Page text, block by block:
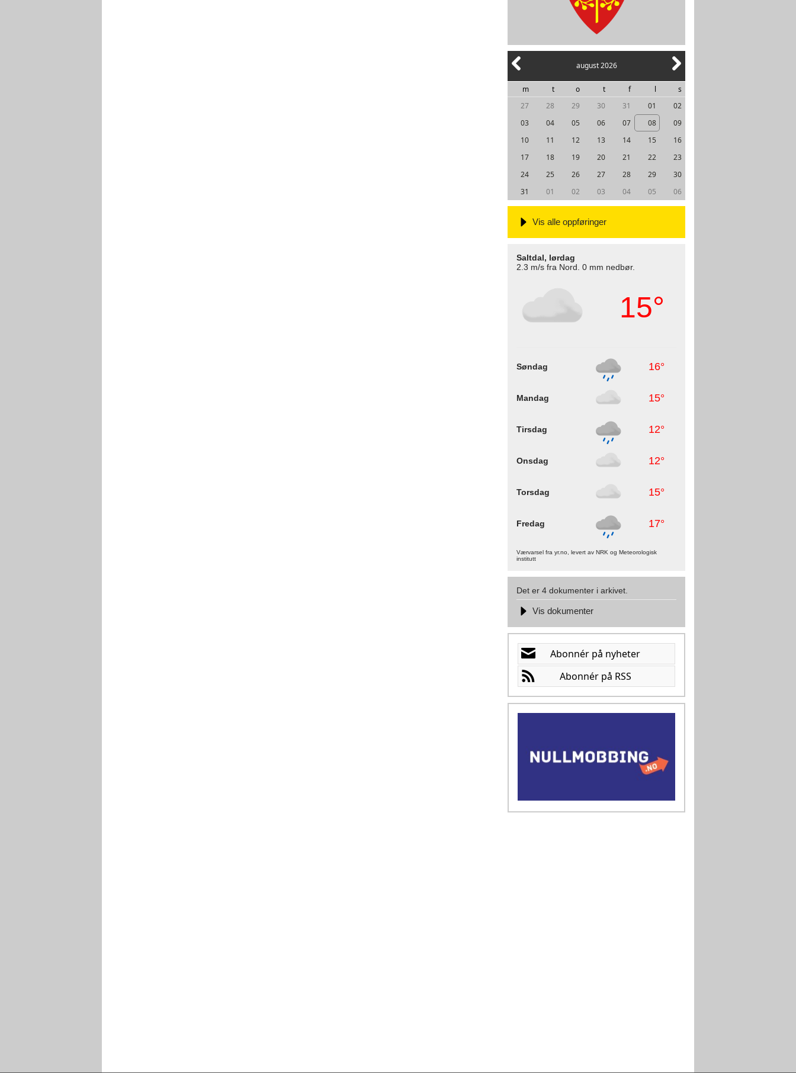
august 2026
m t o t f l
s
27
28 29 30 31 01
02
03
04 05 06 07 08
09
10
11 12 13 14 15
16
17
18 19 20 21 22
23
24
25 26 27 28 29
30
31
01 02 03 04 05 06
Vis alle oppføringer
Saltdal, lørdag
2.3 m/s fra Nord. 0 mm nedbør.
15°
Søndag 16°
Mandag 15°
Tirsdag 12°
Onsdag 12°
Torsdag 15°
Fredag 17°
Værvarsel fra yr.no, levert av NRK og Meteorologisk
institutt
Det er 4 dokumenter i arkivet.
Vis dokumenter